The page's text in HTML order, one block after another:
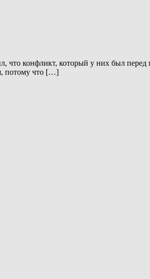
что конфликт, который у них был перед
потому что […]